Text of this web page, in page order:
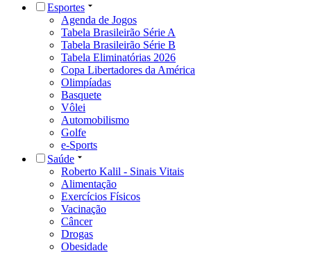
Esportes
Agenda de Jogos
Tabela Brasileirão Série A
Tabela Brasileirão Série B
Tabela Eliminatórias 2026
Copa Libertadores da América
Olimpíadas
Basquete
Vôlei
Automobilismo
Golfe
e-Sports
Saúde
Roberto Kalil - Sinais Vitais
Alimentação
Exercícios Físicos
Vacinação
Câncer
Drogas
Obesidade